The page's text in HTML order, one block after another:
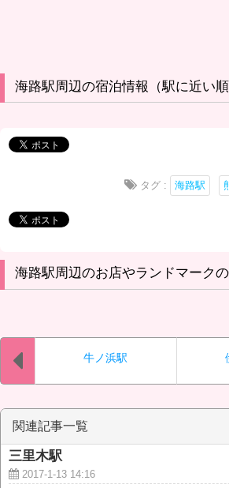
海路駅周辺の宿泊情報（駅に近い
タグ : 海路駅
海路駅周辺のお店やランドマーク
牛ノ浜駅
関連記事一覧
三里木駅
2017-1-13 14:16